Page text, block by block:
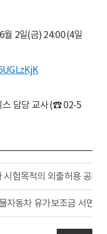
월 2일(금) 24:00 (4일
스 담당 교사 (☎ 02-5
험목적의 외출허용 공지
동차 유가보조금 서면신